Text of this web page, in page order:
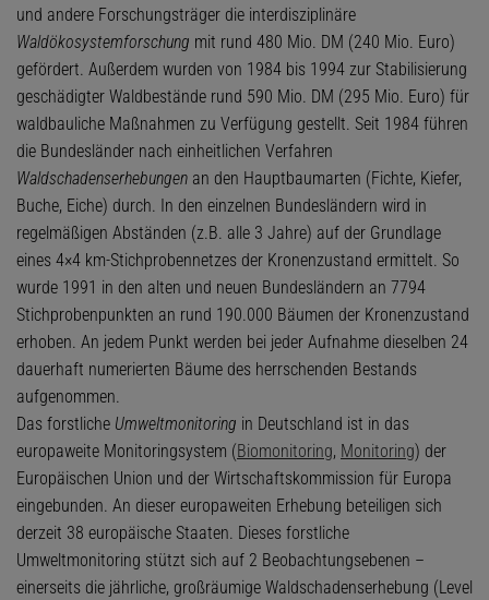
und andere Forschungsträger die interdisziplinäre
Waldökosystemforschung mit rund 480 Mio. DM (240 Mio. Euro)
gefördert. Außerdem wurden von 1984 bis 1994 zur Stabilisierung
geschädigter Waldbestände rund 590 Mio. DM (295 Mio. Euro) für
waldbauliche Maßnahmen zu Verfügung gestellt. Seit 1984 führen
die Bundesländer nach einheitlichen Verfahren
Waldschadenserhebungen an den Hauptbaumarten (Fichte, Kiefer,
Buche, Eiche) durch. In den einzelnen Bundesländern wird in
regelmäßigen Abständen (z.B. alle 3 Jahre) auf der Grundlage
eines 4×4 km-Stichprobennetzes der Kronenzustand ermittelt. So
wurde 1991 in den alten und neuen Bundesländern an 7794
Stichprobenpunkten an rund 190.000 Bäumen der Kronenzustand
erhoben. An jedem Punkt werden bei jeder Aufnahme dieselben 24
dauerhaft numerierten Bäume des herrschenden Bestands
aufgenommen.
Das forstliche Umweltmonitoring in Deutschland ist in das
europaweite Monitoringsystem (Biomonitoring, Monitoring) der
Europäischen Union und der Wirtschaftskommission für Europa
eingebunden. An dieser europaweiten Erhebung beteiligen sich
derzeit 38 europäische Staaten. Dieses forstliche
Umweltmonitoring stützt sich auf 2 Beobachtungsebenen –
einerseits die jährliche, großräumige Waldschadenserhebung (Level